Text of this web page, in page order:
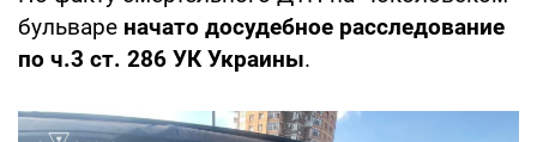
бульваре начато досудебное расследование
по ч.3 ст. 286 УК Украины.